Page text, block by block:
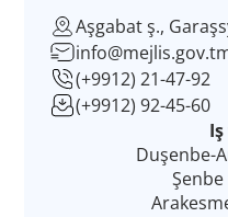
Aşgabat ş.,
(+9912) 21-47-92
(+9912) 92-45-60
Duşenbe-
Şenbe